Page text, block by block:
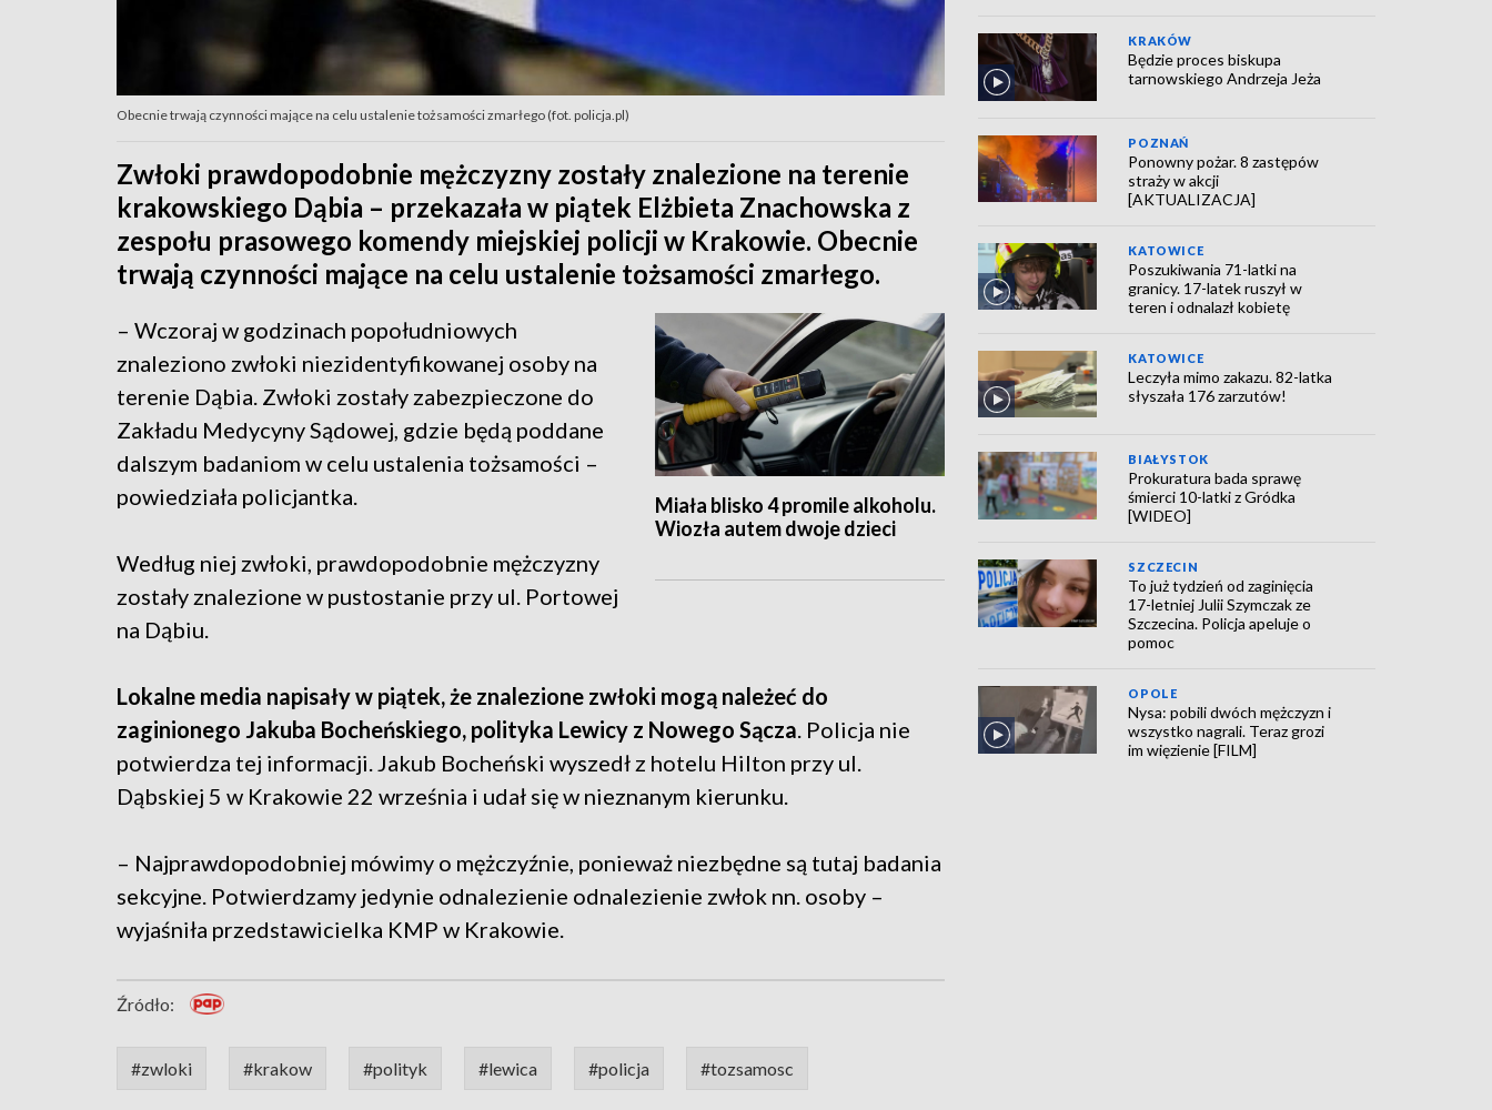
Obecnie trwają czynności mające na celu ustalenie tożsamości zmarłego (fot. policja.pl)
Zwłoki prawdopodobnie mężczyzny zostały znalezione na terenie
krakowskiego Dąbia – przekazała w piątek Elżbieta Znachowska z
zespołu prasowego komendy miejskiej policji w Krakowie. Obecnie
trwają czynności mające na celu ustalenie tożsamości zmarłego.
Miała blisko 4 promile alkoholu.
Wiozła autem dwoje dzieci
– Wczoraj w godzinach popołudniowych
znaleziono zwłoki niezidentyfikowanej osoby na
terenie Dąbia. Zwłoki zostały zabezpieczone do
Zakładu Medycyny Sądowej, gdzie będą poddane
dalszym badaniom w celu ustalenia tożsamości –
powiedziała policjantka.
Według niej zwłoki, prawdopodobnie mężczyzny
zostały znalezione w pustostanie przy ul. Portowej
na Dąbiu.
Lokalne media napisały w piątek, że znalezione zwłoki mogą należeć do
zaginionego Jakuba Bocheńskiego, polityka Lewicy z Nowego Sącza. Policja nie
potwierdza tej informacji. Jakub Bocheński wyszedł z hotelu Hilton przy ul.
Dąbskiej 5 w Krakowie 22 września i udał się w nieznanym kierunku.
– Najprawdopodobniej mówimy o mężczyźnie, ponieważ niezbędne są tutaj badania
sekcyjne. Potwierdzamy jedynie odnalezienie odnalezienie zwłok nn. osoby –
wyjaśniła przedstawicielka KMP w Krakowie.
Źródło:
#zwloki #krakow #polityk #lewica #policja #tozsamosc
KRAKÓW
Będzie proces biskupa
tarnowskiego Andrzeja Jeża
POZNAŃ
Ponowny pożar. 8 zastępów
straży w akcji
[AKTUALIZACJA]
KATOWICE
Poszukiwania 71-latki na
granicy. 17-latek ruszył w
teren i odnalazł kobietę
KATOWICE
Leczyła mimo zakazu. 82-latka
słyszała 176 zarzutów!
BIAŁYSTOK
Prokuratura bada sprawę
śmierci 10-latki z Gródka
[WIDEO]
SZCZECIN
To już tydzień od zaginięcia
17-letniej Julii Szymczak ze
Szczecina. Policja apeluje o
pomoc
OPOLE
Nysa: pobili dwóch mężczyzn i
wszystko nagrali. Teraz grozi
im więzienie [FILM]